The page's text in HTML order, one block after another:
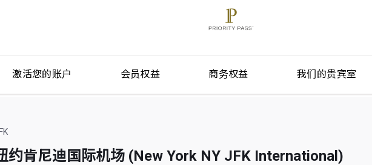
激活您的账户 会员权益 商务权益 我们的贵宾室
约肯尼迪国际机场 (New York NY JFK International)